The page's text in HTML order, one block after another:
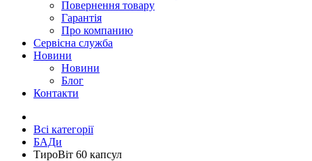
Повернення товару
Гарантія
Про компанию
Сервісна служба
Новини
Новини
Блог
Контакти
Всі категорії
БАДи
ТироВіт 60 капсул